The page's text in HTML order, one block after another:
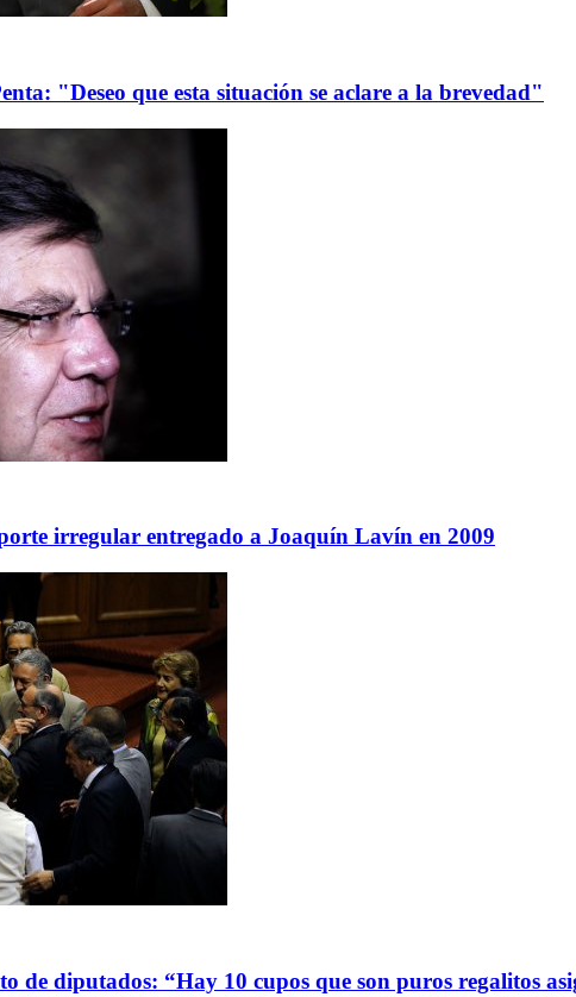
"Deseo que esta situación se aclare a la brevedad"
irregular entregado a Joaquín Lavín en 2009
de diputados: “Hay 10 cupos que son puros regalitos